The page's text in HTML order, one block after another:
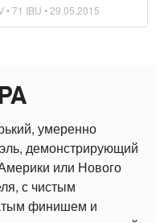
• 71 IBU •29.05.2015
умеренно
демонстрирующий
или Нового
с чистым
финишем и